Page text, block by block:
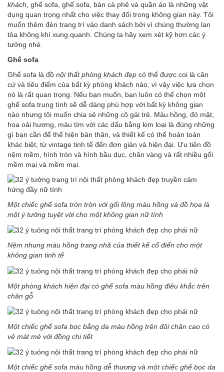
khách , ghế sofa, ghế sofa, bàn cà phê và quần áo là những vật
dụng quan trọng nhất cho việc thay đổi trong không gian này. Tôi
muốn thêm đèn trang trí vào danh sách bởi vì chúng thường lan
tỏa không khí xung quanh. Chúng ta hãy xem xét kỹ hơn các ý
tưởng nhé.
Ghế sofa
Ghế sofa là đồ nội thất phòng khách đẹp có thể được coi là căn
cứ và tiêu điểm của bất kỳ phòng khách nào, vì vậy việc lựa chọn
nó là rất quan trọng. Nếu bạn muốn, bạn luôn có thể chọn một
ghế sofa trung tính sẽ dễ dàng phù hợp với bất kỳ không gian
nào nhưng tôi muốn chia sẻ những cô gái trẻ. Màu hồng, đỏ mặt,
hoa oải hương, màu tím với các dấu bằng kim loại là đúng những
gì bạn cần để thể hiện bản thân, và thiết kế có thể hoàn toàn
khác biệt, từ vintage tinh tế đến đơn giản và hiện đại. Ưu tiên đồ
nệm mềm, hình tròn và hình bầu dục, chân vàng và rất nhiều gối
mềm mại và mềm mại.
Một chiếc ghế sofa tròn tròn với gối lông màu hồng và đồ họa là
một ý tưởng tuyệt vời cho một không gian nữ tính
Nệm nhung màu hồng trang nhã của thiết kế cổ điển cho một
không gian tinh tế
Một phòng khách hiện đại có ghế sofa màu hồng điêu khắc trên
chân gỗ
Một chiếc ghế sofa bọc bằng da màu hồng trên đôi chân cao có
vẻ mát mẻ với đồng chi tiết
Một chiếc ghế sofa màu hồng dễ thương và một chiếc ghế bọc da